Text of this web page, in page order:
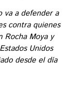
va a defender a
contra quienes
Rocha Moya y
Unidos
desde el día